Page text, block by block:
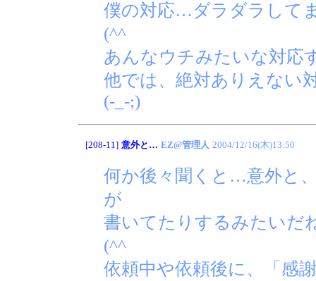
僕の対応…ダラダラして
(^^ゞ
あんなウチみたいな対応
他では、絶対ありえない
(-_-;)
[208-11] 意外と… EZ@管理人 2004/12/16(木)13:50
何か後々聞くと…意外と
が
書いてたりするみたいだ
(^^ゞ
依頼中や依頼後に、「感